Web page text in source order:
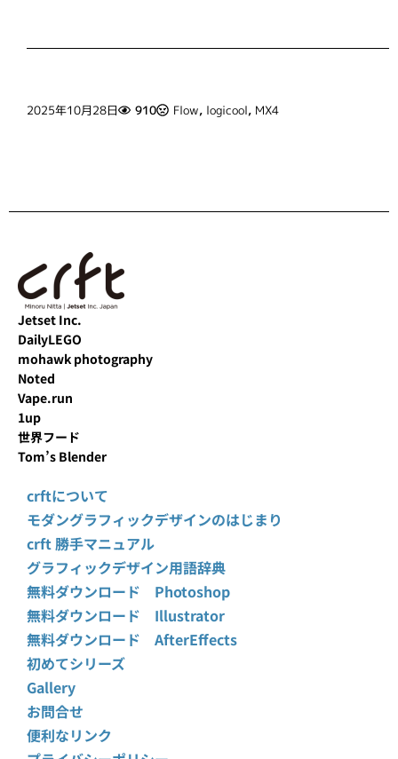
2025年10月28日 910 Flow, logicool, MX4
Jetset Inc.
DailyLEGO
mohawk photography
Noted
Vape.run
1up
世界フード
Tom’s Blender
crftについて
モダングラフィックデザインのはじまり
crft 勝手マニュアル
グラフィックデザイン用語辞典
無料ダウンロード Photoshop
無料ダウンロード Illustrator
無料ダウンロード AfterEffects
初めてシリーズ
Gallery
お問合せ
便利なリンク